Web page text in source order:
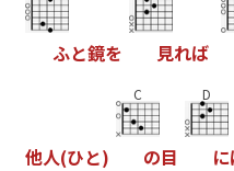
ふと鏡を 見れば
他人(ひと)
C
の目
D
に